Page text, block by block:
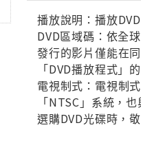
播放說明：播放
DVD區域碼：依全
發行的影片僅能在
「DVD播放程式」
電視制式：電視制
「NTSC」系統，
選購DVD光碟時，